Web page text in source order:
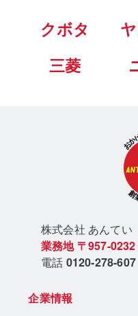
クボタ
三菱
株式会社 あんてい
業務地 〒957-0232
電話 0120-278-607
企業情報